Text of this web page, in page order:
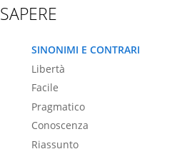
SAPERE
SINONIMI E CONTRARI
Libertà
Facile
Pragmatico
Conoscenza
Riassunto